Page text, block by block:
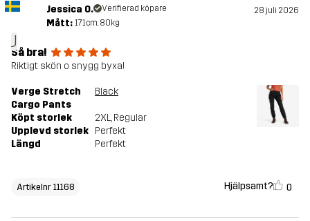
J
Jessica O. Verifierad köpare 28 juli 2026
Mått: 171cm, 80kg
Så bra!
Riktigt skön o snygg byxa!
Verge Stretch
Cargo Pants
Black
Köpt storlek 2XL, Regular
Upplevd storlek Perfekt
Längd
Perfekt
Artikelnr 11168 Hjälpsamt? 0